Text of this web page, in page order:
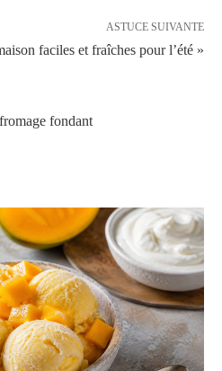
ASTUCE SUIVANTE
faciles et fraîches pour l’été »
fondant